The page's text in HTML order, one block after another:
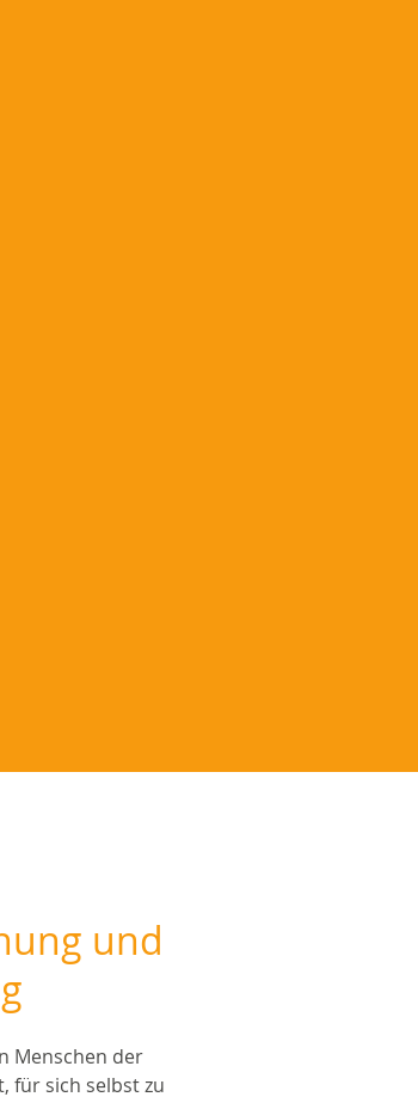
und
Menschen der
für sich selbst zu